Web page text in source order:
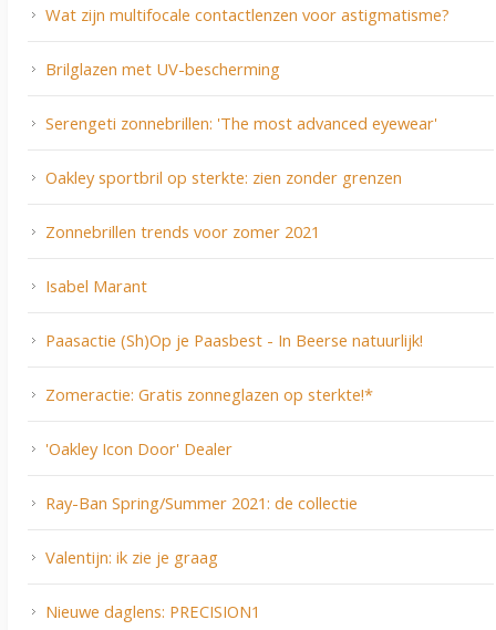
Wat zijn multifocale contactlenzen voor astigmatisme?
Brilglazen met UV-bescherming
Serengeti zonnebrillen: 'The most advanced eyewear'
Oakley sportbril op sterkte: zien zonder grenzen
Zonnebrillen trends voor zomer 2021
Isabel Marant
Paasactie (Sh)Op je Paasbest - In Beerse natuurlijk!
Zomeractie: Gratis zonneglazen op sterkte!*
'Oakley Icon Door' Dealer
Ray-Ban Spring/Summer 2021: de collectie
Valentijn: ik zie je graag
Nieuwe daglens: PRECISION1